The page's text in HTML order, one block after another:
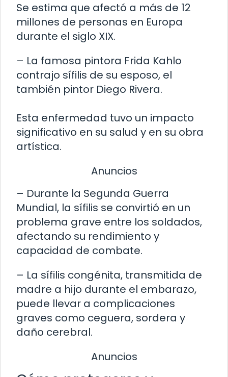
Se estima que afectó a más de 12
millones de personas en Europa
durante el siglo XIX.
– La famosa pintora Frida Kahlo
contrajo sífilis de su esposo, el
también pintor Diego Rivera.
Esta enfermedad tuvo un impacto
significativo en su salud y en su obra
artística.
Anuncios
– Durante la Segunda Guerra
Mundial, la sífilis se convirtió en un
problema grave entre los soldados,
afectando su rendimiento y
capacidad de combate.
– La sífilis congénita, transmitida de
madre a hijo durante el embarazo,
puede llevar a complicaciones
graves como ceguera, sordera y
daño cerebral.
Anuncios